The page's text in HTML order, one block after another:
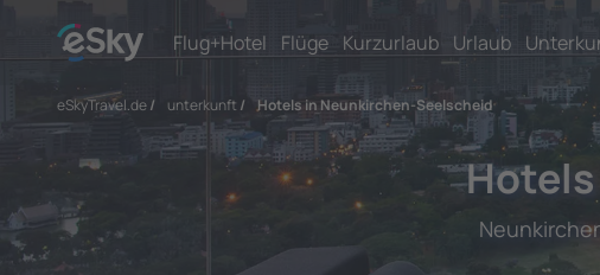
Flug+Hotel Flüge Kurzurlaub Urlaub
eSkyTravel.de/ unterkunft / Hotels in Neunkirchen-Seelscheid